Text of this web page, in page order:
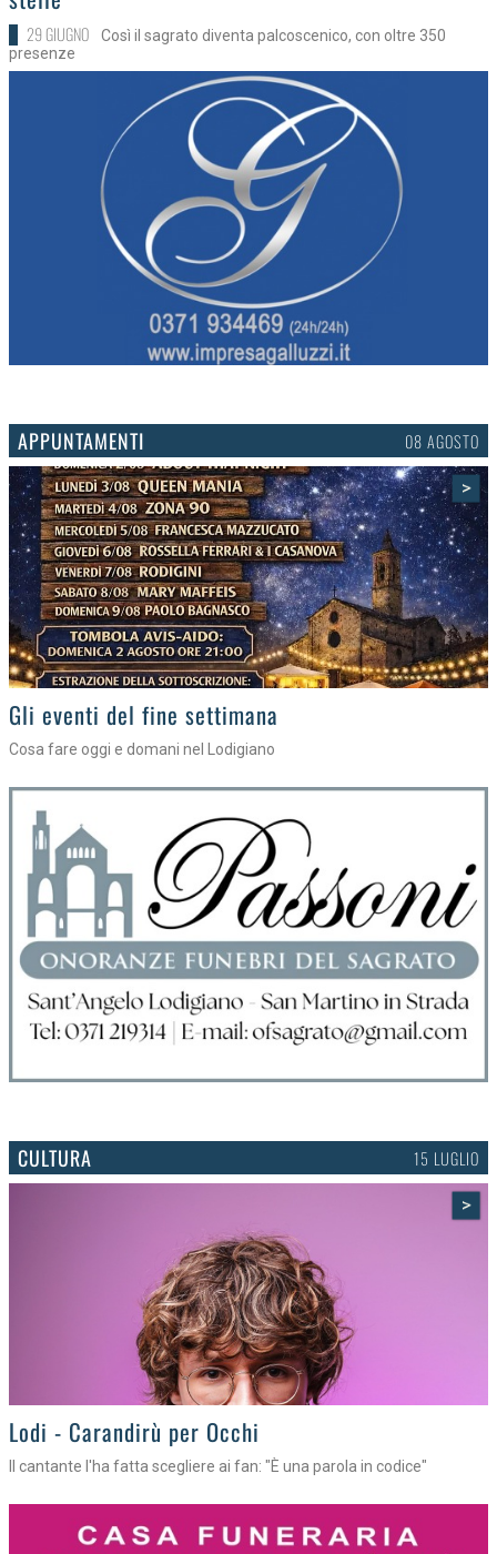
29 GIUGNO
Così il sagrato diventa palcoscenico, con oltre 350
presenze
APPUNTAMENTI 06 AGOSTO
>
Gli appuntamenti fino a sabato
Cosa fare nel Lodigiano
CULTURA 15 LUGLIO
>
Lodi - Carandirù per Occhi
Il cantante l'ha fatta scegliere ai fan: "È una parola in codice"